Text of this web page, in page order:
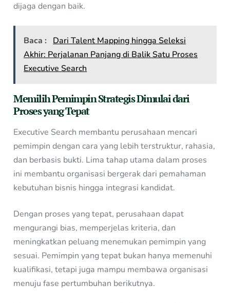
dijaga dengan baik.
Baca :
Dari Talent Mapping hingga Seleksi
Akhir: Perjalanan Panjang di Balik Satu Proses
Executive Search
Memilih Pemimpin Strategis Dimulai dari
Proses yang Tepat
Executive Search membantu perusahaan mencari
pemimpin dengan cara yang lebih terstruktur, rahasia,
dan berbasis bukti. Lima tahap utama dalam proses
ini membantu organisasi bergerak dari pemahaman
kebutuhan bisnis hingga integrasi kandidat.
Dengan proses yang tepat, perusahaan dapat
mengurangi bias, memperjelas kriteria, dan
meningkatkan peluang menemukan pemimpin yang
sesuai. Pemimpin yang tepat bukan hanya memenuhi
kualifikasi, tetapi juga mampu membawa organisasi
menuju fase pertumbuhan berikutnya.